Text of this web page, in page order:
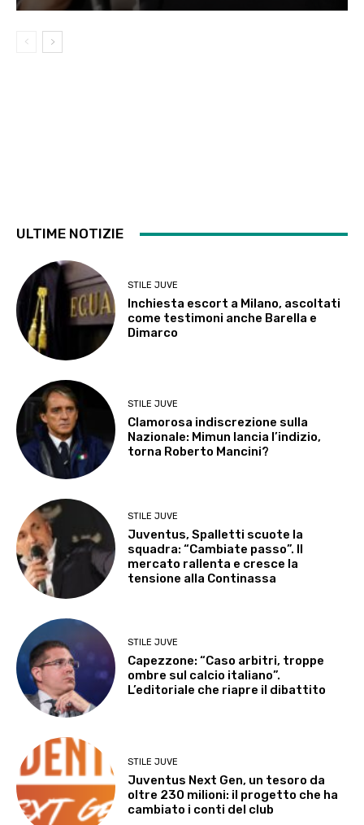
ULTIME NOTIZIE
STILE JUVE
Inchiesta escort a Milano, ascoltati
come testimoni anche Barella e
Dimarco
STILE JUVE
Clamorosa indiscrezione sulla
Nazionale: Mimun lancia l’indizio,
torna Roberto Mancini?
STILE JUVE
Juventus, Spalletti scuote la
squadra: “Cambiate passo”. Il
mercato rallenta e cresce la
tensione alla Continassa
STILE JUVE
Capezzone: “Caso arbitri, troppe
ombre sul calcio italiano”.
L’editoriale che riapre il dibattito
STILE JUVE
Juventus Next Gen, un tesoro da
oltre 230 milioni: il progetto che ha
cambiato i conti del club